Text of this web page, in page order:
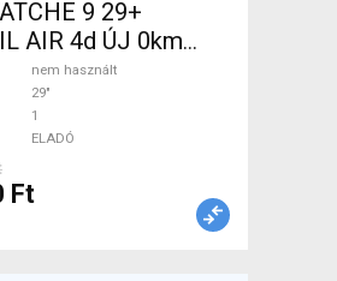
9 29+
AIR 4d ÚJ 0km
Bike 29" elöl
nem használt
nem használt
29"
1
ELADÓ
Ft